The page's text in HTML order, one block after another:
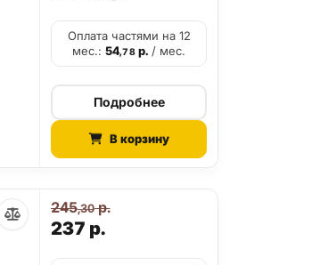
Оплата частями на 12
мес.:54,78р./ мес.
Подробнее
В корзину
237 р.
245,30р.